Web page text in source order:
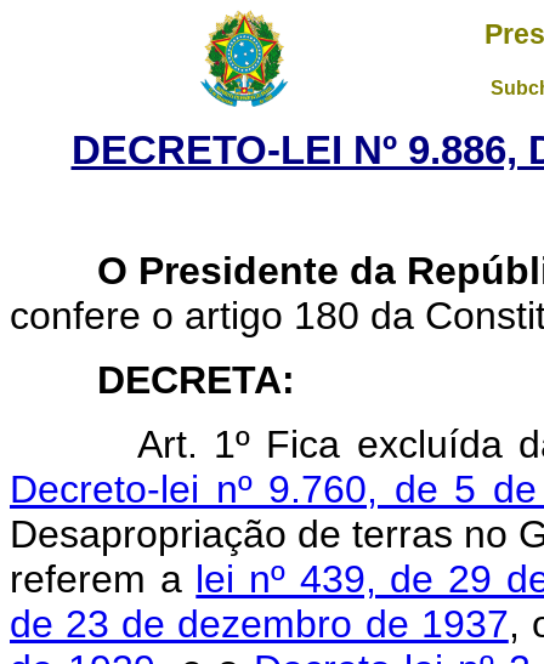
DECRETO-LEI Nº 9.886,
O Presidente da
confere o artigo 180 da
DECRETA:
Art. 1º Fica excluída
Decreto-lei nº 9.760, de 5
Desapropriação de terras no
referem a lei nº 439, de 29
de 23 de dezembro de 1937,